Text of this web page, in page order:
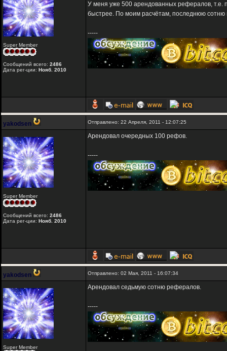
Super Member
Сообщений всего: 2486
Дата рег-ции: Нояб. 2010
У меня уже 500 арендованных рефералов, т.е.
быстрее. По моим расчётам, последнюю сотню
-----
yakodsen Отправлено: 22 Апреля, 2011 - 12:07:25
Super Member
Сообщений всего: 2486
Дата рег-ции: Нояб. 2010
Арендовал очередных 100 рефов.
-----
yakodsen Отправлено: 02 Мая, 2011 - 16:07:34
Super Member
Арендовал седьмую сотню рефералов.
-----